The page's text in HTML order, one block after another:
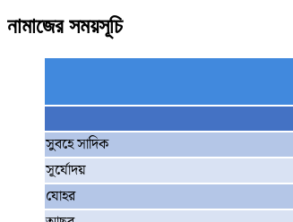
নামাজের সময়সূচি
সুবহে সাদিক
সূর্যোদয়
যোহর